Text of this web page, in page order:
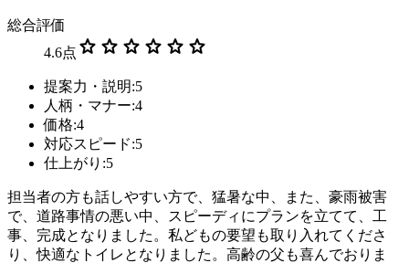
総合評価
4.6点 star star star star star star
提案力・説明:5
人柄・マナー:4
価格:4
対応スピード:5
仕上がり:5
担当者の方も話しやすい方で、猛暑な中、また、豪雨被害
で、道路事情の悪い中、スピーディにプランを立てて、工
事、完成となりました。私どもの要望も取り入れてくださ
り、快適なトイレとなりました。高齢の父も喜んでおりま